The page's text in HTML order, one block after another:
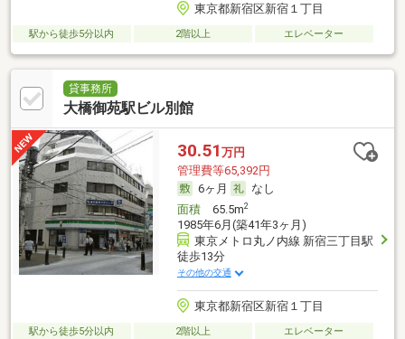
東京都新宿区新宿１丁目
駅から徒歩5分以内 2階以上 エレベーター
貸事務所
大橋御苑駅ビル別館
30.51 万円
管理費等65,392円
6ヶ月
なし
面積65.5m2
1985年6月(築41年3ヶ月)
東京メトロ丸ノ内線 新宿三丁目駅
徒歩13分
その他の交通
東京都新宿区新宿１丁目
駅から徒歩5分以内 2階以上 エレベーター